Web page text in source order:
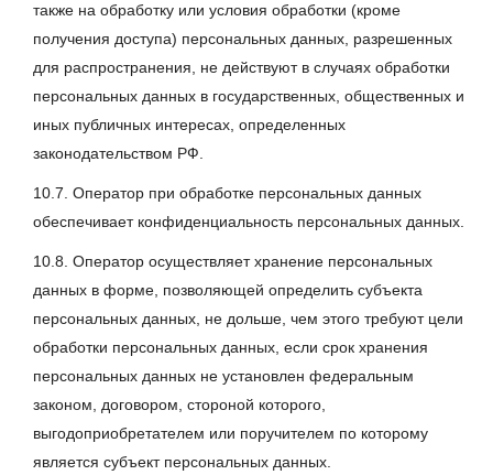
также на обработку или условия обработки (кроме
получения доступа) персональных данных, разрешенных
для распространения, не действуют в случаях обработки
персональных данных в государственных, общественных и
иных публичных интересах, определенных
законодательством РФ.
10.7. Оператор при обработке персональных данных
обеспечивает конфиденциальность персональных данных.
10.8. Оператор осуществляет хранение персональных
данных в форме, позволяющей определить субъекта
персональных данных, не дольше, чем этого требуют цели
обработки персональных данных, если срок хранения
персональных данных не установлен федеральным
законом, договором, стороной которого,
выгодоприобретателем или поручителем по которому
является субъект персональных данных.